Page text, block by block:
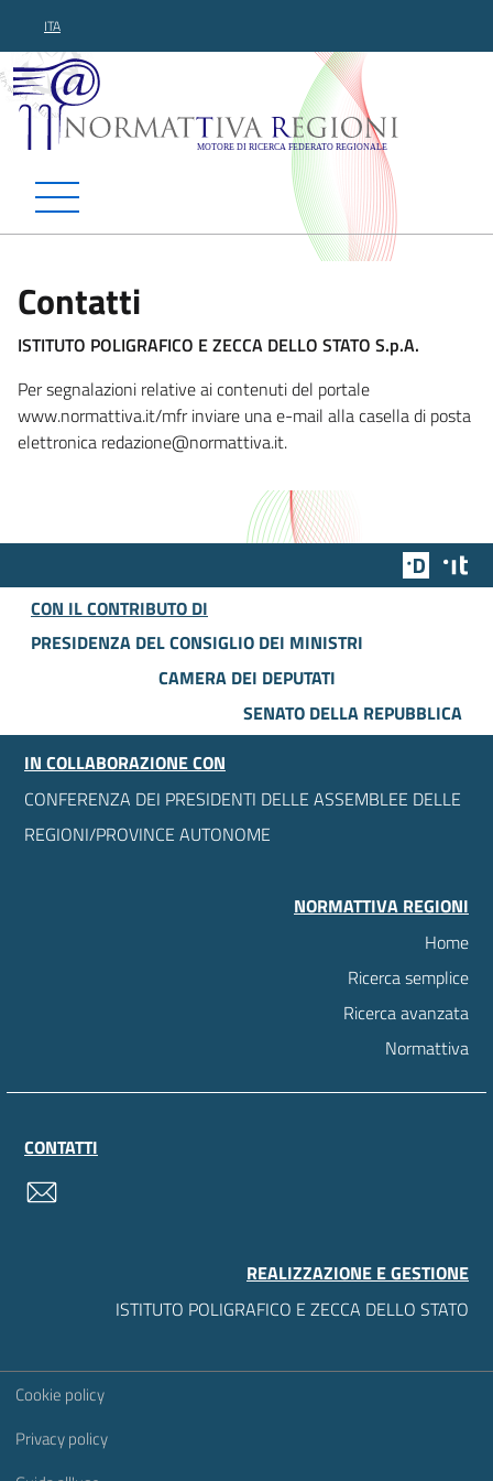
ITA
Normattiva Regioni -
Contatti
ISTITUTO POLIGRAFICO E ZECCA DELLO STATO S.p.A.
Per segnalazioni relative ai contenuti del portale
www.normattiva.it/mfr inviare una e-mail alla casella di posta
elettronica redazione@normattiva.it.
Team
CON IL CONTRIBUTO DI
PRESIDENZA DEL CONSIGLIO DEI MINISTRI
CAMERA DEI DEPUTATI
SENATO DELLA REPUBBLICA
IN COLLABORAZIONE CON
CONFERENZA DEI PRESIDENTI DELLE ASSEMBLEE DELLE
REGIONI/PROVINCE AUTONOME
NORMATTIVA REGIONI
Home
Ricerca semplice
Ricerca avanzata
Normattiva
CONTATTI
REALIZZAZIONE E GESTIONE
ISTITUTO POLIGRAFICO E ZECCA DELLO STATO
Sezione Link Utili
Cookie policy
Privacy policy